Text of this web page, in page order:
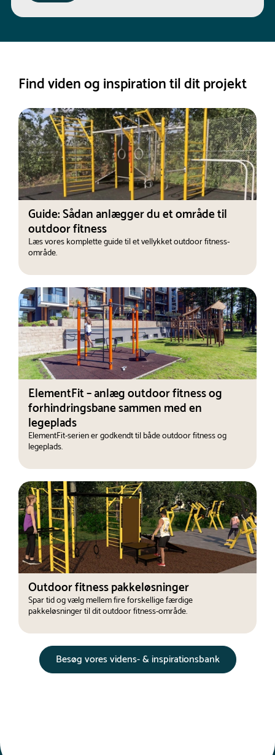
Find viden og inspiration til dit projekt
Guide: Sådan anlægger du et område til
outdoor fitness
Læs vores komplette guide til et vellykket outdoor fitness-
område.
ElementFit – anlæg outdoor fitness og
forhindringsbane sammen med en
legeplads
ElementFit-serien er godkendt til både outdoor fitness og
legeplads.
Outdoor fitness pakkeløsninger
Spar tid og vælg mellem fire forskellige færdige
pakkeløsninger til dit outdoor fitness-område.
Besøg vores videns- & inspirationsbank